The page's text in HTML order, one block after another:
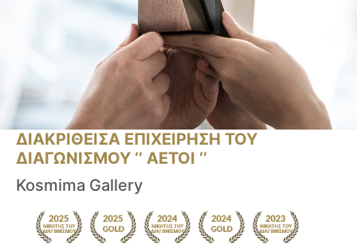
ΔΙΑΚΡΙΘΕΙΣΑ ΕΠΙΧΕΙΡΗΣΗ ΤΟΥ
ΔΙΑΓΩΝΙΣΜΟΥ ‘’ ΑΕΤΟΙ ‘’
Kosmima Gallery